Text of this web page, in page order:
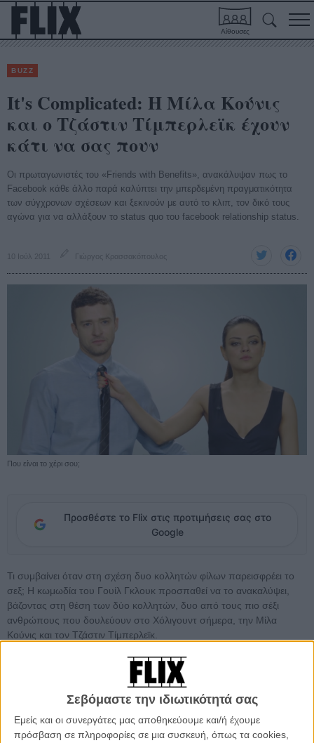
Σεβόμαστε την ιδιωτικότητά σας
Εμείς και οι συνεργάτες μας αποθηκεύουμε και/ή έχουμε
πρόσβαση σε πληροφορίες σε μια συσκευή, όπως τα cookies,
Αίθουσες
BUZZ
It's Complicated: Η Μίλα Κούνις
και ο Τζάστιν Τίμπερλεϊκ έχουν
κάτι να σας πουν
Οι πρωταγωνιστές του «Friends with Benefits», ανακάλυψαν πως το
Facebook κάθε άλλο παρά καλύπτει την μπερδεμένη πραγματικότητα
των σύγχρονων σχέσεων και ξεκινούν με αυτό το κλιπ, τον δικό τους
αγώνα για να αλλάξουν το status quo του facebook relationship status.
10 Ιούλ 2011 Γιώργος Κρασσακόπουλος
Που είναι το χέρι σου;
Προσθέστε το Flix στις προτιμήσεις σας στο
Google
Τι συμβαίνει όταν στη σχέση δυο κολλητών φίλων παρεισφρέει το
σεξ; Η κωμωδία του Γουίλ Γκλουκ προσπαθεί να το ανακαλύψει,
βάζοντας στη θέση των δύο κολλητών, δυο από τους πιο σέξι
ανθρώπους που δουλεύουν στο Χόλιγουντ σήμερα, την Μίλα
Κούνις και τον Τζάστιν Τίμπερλεϊκ.
Οι δυο τους ,προκειμένου να προωθήσουν το «Friends with
Benefits», γύρισαν το παρακάτω απολαυστικό κλιπ, προκειμένου να
στηλιτεύσουν την πρακτική του facebook να μην επιτρέπει στα μέλη
του να επιλέγουν ως relationship status εκτος από τις ήδη
υπάρχουσες επιλογές κι αυτή του «friends with benefits».